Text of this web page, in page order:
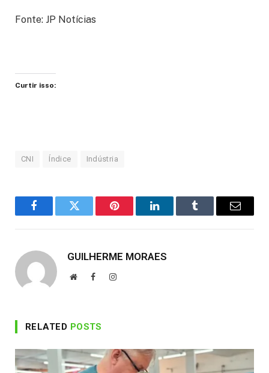
Fonte: JP Notícias
Curtir isso:
CNI Índice Indústria
FacebookTwitter Pinterest LinkedInTumblr Email
GUILHERME MORAES
WebsiteFacebookInstagram
RELATED POSTS